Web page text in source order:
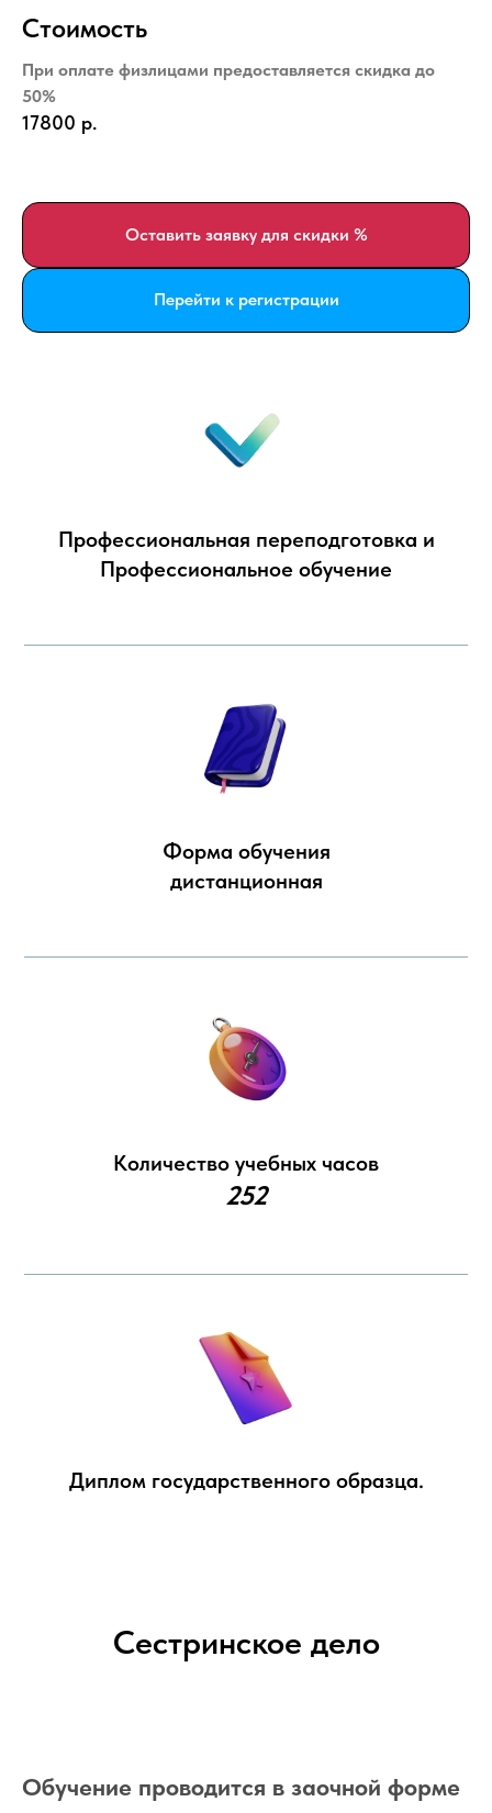
Стоимость
При оплате физлицами предоставляется скидка до
50%
17800 р.
Оставить заявку для скидки %
Перейти к регистрации
Профессиональная переподготовка и
Профессиональное обучение
Форма обучения
дистанционная
Количество учебных часов
252
Диплом государственного образца.
Сестринское дело
Обучение проводится в заочной форме